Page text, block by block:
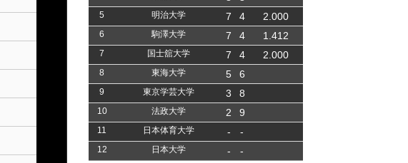
5 明治大学 7 4 2.000
6 駒澤大学 7 4 1.412
7 国士舘大学 7 4 2.000
8 東海大学 5 6
9 東京学芸大学 3 8
10 法政大学 2 9
11 日本体育大学 - -
12 日本大学 - -